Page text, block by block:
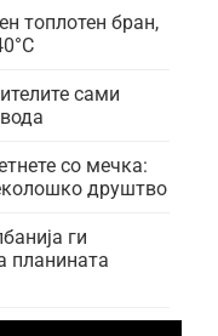
топлотен бран,
сами
со мечка:
друштво
ги
планината